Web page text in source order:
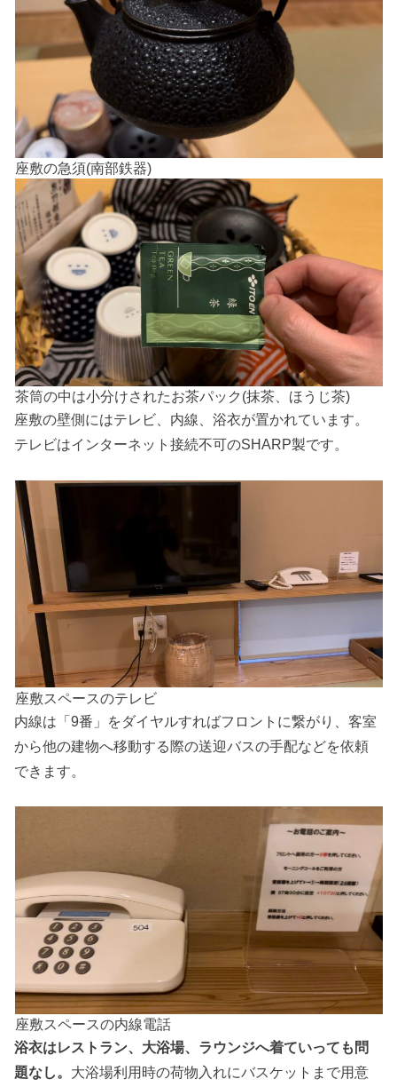
座敷の急須(南部鉄器)
茶筒の中は小分けされたお茶パック(抹茶、ほうじ茶)
座敷の壁側にはテレビ、内線、浴衣が置かれています。
テレビはインターネット接続不可のSHARP製です。
座敷スペースのテレビ
内線は「9番」をダイヤルすればフロントに繋がり、客室
から他の建物へ移動する際の送迎バスの手配などを依頼
できます。
座敷スペースの内線電話
浴衣はレストラン、大浴場、ラウンジへ着ていっても問
題なし。 大浴場利用時の荷物入れにバスケットまで用意